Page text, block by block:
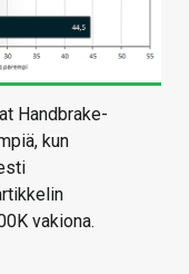
Handbrake-
kun
vakiona.